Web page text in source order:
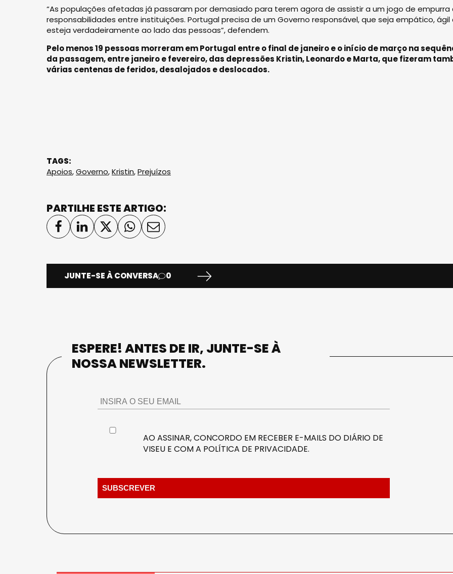
“As populações afetadas já passaram por demasiado para terem agora de assistir a um jogo de empurra
responsabilidades entre instituições. Portugal precisa de um Governo responsável, que seja empático, ágil
esteja verdadeiramente ao lado das pessoas”, defendem.
Pelo menos 19 pessoas morreram em Portugal entre o final de janeiro e o início de março na
da passagem, entre janeiro e fevereiro, das depressões Kristin, Leonardo e Marta, que fizeram
várias centenas de feridos, desalojados e deslocados.
TAGS:
Apoios,Governo,Kristin,Prejuízos
PARTILHE ESTE ARTIGO:
JUNTE-SE À CONVERSA 0
ESPERE! ANTES DE IR, JUNTE-SE À
NOSSA NEWSLETTER.
AO ASSINAR, CONCORDO EM RECEBER E-MAILS DO DIÁRIO DE
VISEU E COM A POLÍTICA DE PRIVACIDADE.